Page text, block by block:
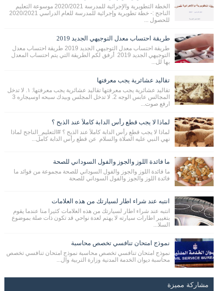
الخطة التطويرية والإجرائية للمدرسة 2020/2021 موسوعة التعليم
الناجح :- خطة تطويرية وإجرائية للمدرسة للعام الدراسي 2020/2021
للحصول ...
طريقة احتساب معدل التوجيهي الجديد 2019
طريقة احتساب معدل التوجيهي الجديد 2019 طريقة احتساب معدل
التوجيهي الجديد 2019 أرفق لكم الطريقة التي يتم احتساب المعدل
بها لل...
تقاليد عشائرية يجب معرفتها
تقاليد عشائرية يجب معرفتها تقاليد عشائرية يجب معرفتها: ١. لا تدخل
المجالس عابس الوجه 2. لا تدخل المجلس وبيدك سبحه اوسيجاره 3
ارفع صوت...
لماذا لا يجب قطع رأس الدابة كاملاَ عند الذبح ؟
لماذا لا يجب قطع رأس الدابة كاملاَ عند الذبح ؟ #التعليم_الناجح لماذا
نهي النبي عليه الصلاة والسلام عن قطع رأس الدابة كامل...
ما فائدة اللوز والجوز والفول السوداني للصحة
ما فائدة اللوز والجوز والفول السوداني للصحة مجموعة من فوائد ما
فائدة اللوز والجوز والفول السوداني للصحة
انتبه عند شراء اطار لسيارتك من هذه العلامات
انتبه عند شراء اطار لسيارتك من هذه العلامات كثيرا منا عندما يقوم
بتغيير اطارات سيارته لا يهتم لعدة نواحي قد تكون ذات صلة بموضوع
السلا...
نموذج امتحان تنافسي تخصص محاسبة
نموذج امتحان تنافسي تخصص محاسبة نموذج امتحان تنافسي تخصص
محاسبة ديوان الخدمة المدنية وزارة التربية وال...
مشاركة مميزة